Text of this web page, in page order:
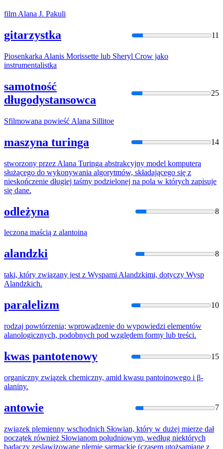
film Alana J. Pakuli
gitarzystka 11
Piosenkarka Alanis Morissette lub Sheryl Crow jako
instrumentalistka
samotność
długodystansowca
25
Sfilmowana powieść Alana Sillitoe
maszyna turinga 14
stworzony przez Alana Turinga abstrakcyjny model komputera
służącego do wykonywania algorytmów, składającego się z
nieskończenie długiej taśmy podzielonej na pola w których zapisuje
się dane.
odleżyna 8
leczona maścią z alantoiną
alandzki 8
taki, który związany jest z Wyspami Alandzkimi, dotyczy Wysp
Alandzkich.
paralelizm 10
rodzaj powtórzenia; wprowadzenie do wypowiedzi elementów
alanologicznych, podobnych pod względem formy lub treści.
kwas pantotenowy 15
organiczny związek chemiczny, amid kwasu pantoinowego i β-
alaniny.
antowie 7
związek plemienny wschodnich Słowian, który w dużej mierze dał
początek również Słowianom południowym, według niektórych
badaczy zeslawizowane plemię sarmackie (czasem utożsamiane z